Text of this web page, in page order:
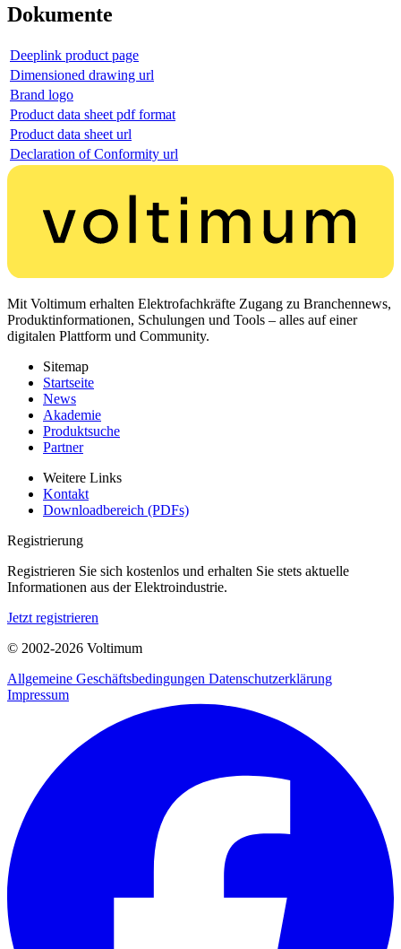
Dokumente
Deeplink product page
Dimensioned drawing url
Brand logo
Product data sheet pdf format
Product data sheet url
Declaration of Conformity url
Mit Voltimum erhalten Elektrofachkräfte Zugang zu Branchennews,
Produktinformationen, Schulungen und Tools – alles auf einer
digitalen Plattform und Community.
Sitemap
Startseite
News
Akademie
Produktsuche
Partner
Weitere Links
Kontakt
Downloadbereich (PDFs)
Registrierung
Registrieren Sie sich kostenlos und erhalten Sie stets aktuelle
Informationen aus der Elektroindustrie.
Jetzt registrieren
© 2002-2026 Voltimum
Allgemeine Geschäftsbedingungen Datenschutzerklärung
Impressum